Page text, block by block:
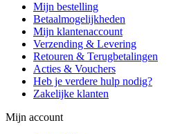
Mijn bestelling
Betaalmogelijkheden
Mijn klantenaccount
Verzending & Levering
Retouren & Terugbetalingen
Acties & Vouchers
Heb je verdere hulp nodig?
Zakelijke klanten
Mijn account